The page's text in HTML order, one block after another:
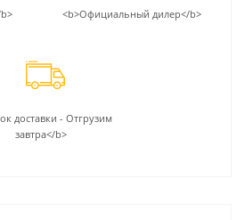
<b>Официальный дилер</b>
доставки - Отгрузим
завтра</b>